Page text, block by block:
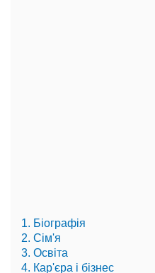
1. Біографія
2. Сім'я
3. Освіта
4. Кар'єра і бізнес